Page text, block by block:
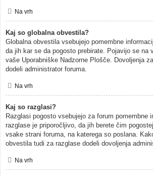
Na vrh
Kaj so globalna obvestila?
Globalna obvestila vsebujejo pomembne
da jih kar se da pogosto prebirate. Pojavijo se na
vaše Uporabniške Nadzorne Plošče. Dovoljenja
dodeli administrator foruma.
Na vrh
Kaj so razglasi?
Razglasi pogosto vsebujejo za forum pomembne
razglase je priporočljivo, da jih berete čim
vsake strani foruma, na katerega so poslana.
obvestila tudi za razglase dodeli dovoljenja
Na vrh